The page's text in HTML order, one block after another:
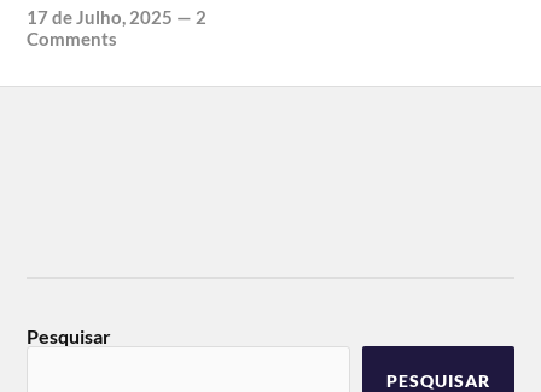
17 de Julho, 2025 — 2
Comments
Pesquisar
PESQUISAR